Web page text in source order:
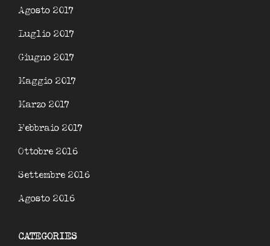
Agosto 2017
Luglio 2017
Giugno 2017
Maggio 2017
Marzo 2017
Febbraio 2017
Ottobre 2016
Settembre 2016
Agosto 2016
CATEGORIES